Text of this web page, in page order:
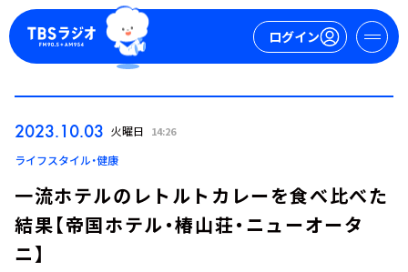
ログイン
ログイン
2023.10.03 火曜日 14:26
ライフスタイル・健康
一流ホテルのレトルトカレーを食べ比べた
結果【帝国ホテル・椿山荘・ニューオータ
ニ】